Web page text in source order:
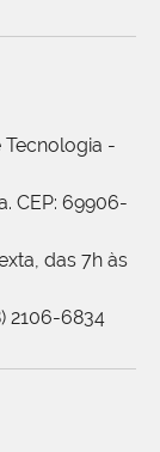
Tecnologia -
CEP: 69906-
das 7h às
2106-6834